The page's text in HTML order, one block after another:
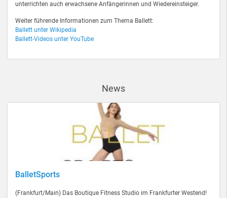
unterrichten auch erwachsene Anfängerinnen und Wiedereinsteiger.
Weiter führende Informationen zum Thema Ballett:
Ballett unter Wikipedia
Ballett-Videos unter YouTube
News
BalletSports
(Frankfurt/Main) Das Boutique Fitness Studio im Frankfurter Westend!